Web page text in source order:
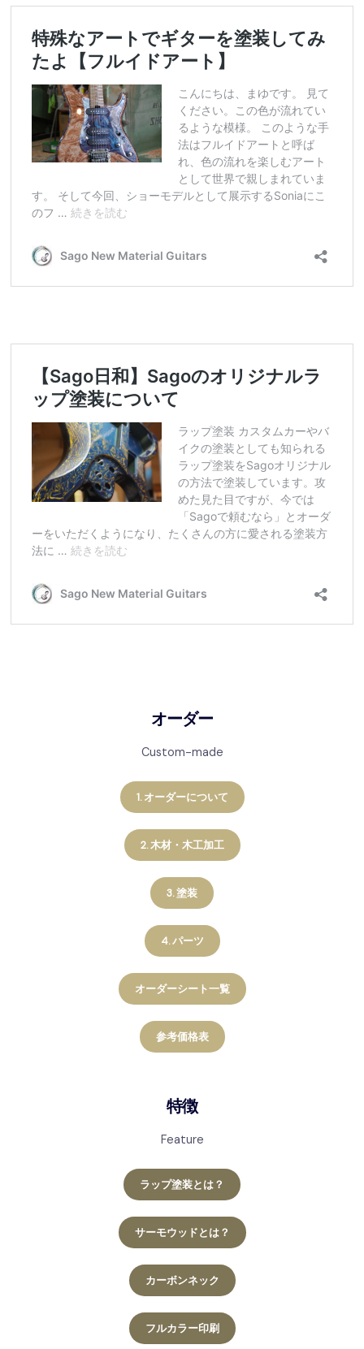
オーダー
Custom-made
1. オーダーについて
2. 木材・木工加工
3. 塗装
4. パーツ
オーダーシート一覧
参考価格表
特徴
Feature
ラップ塗装とは？
サーモウッドとは？
カーボンネック
フルカラー印刷